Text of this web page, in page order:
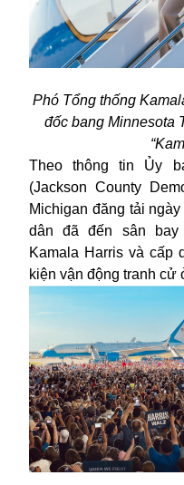
Phó Tổng thống
đốc bang Minnesota
Theo thông tin Ủy
(Jackson County
Michigan đăng tải
dân đã đến sân bay
Kamala Harris và cấp
kiện vận động tranh